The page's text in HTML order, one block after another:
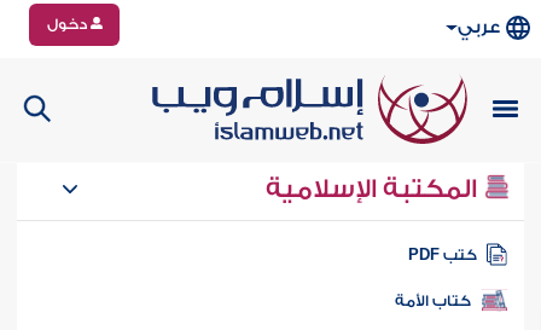
عربي دخول
المكتبة الإسلامية
كتب PDF